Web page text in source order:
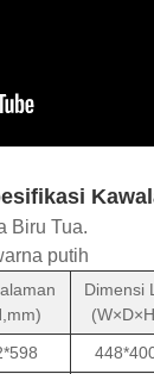
Biru Tua.
putih
Dimensi